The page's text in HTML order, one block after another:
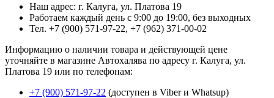
Наш адрес: г. Калуга, ул. Платова 19
Работаем каждый день с 9:00 до 19:00, без выходных
Тел. +7 (900) 571-97-22, +7 (962) 371-00-02
Информацию о наличии товара и действующей цене
уточняйте в магазине Автохалява по адресу г. Калуга, ул.
Платова 19 или по телефонам:
+7 (900) 571-97-22 (доступен в Viber и Whatsup)